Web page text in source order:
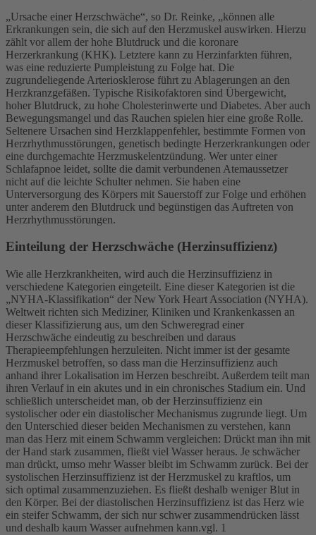
„Ursache einer Herzschwäche“, so Dr. Reinke, „können alle
Erkrankungen sein, die sich auf den Herzmuskel auswirken. Hierzu
zählt vor allem der hohe Blutdruck und die koronare
Herzerkrankung (KHK). Letztere kann zu Herzinfarkten führen,
was eine reduzierte Pumpleistung zu Folge hat. Die
zugrundeliegende Arteriosklerose führt zu Ablagerungen an den
Herzkranzgefäßen. Typische Risikofaktoren sind Übergewicht,
hoher Blutdruck, zu hohe Cholesterinwerte und Diabetes. Aber auch
Bewegungsmangel und das Rauchen spielen hier eine große Rolle.
Seltenere Ursachen sind Herzklappenfehler, bestimmte Formen von
Herzrhythmusstörungen, genetisch bedingte Herzerkrankungen oder
eine durchgemachte Herzmuskelentzündung. Wer unter einer
Schlafapnoe leidet, sollte die damit verbundenen Atemaussetzer
nicht auf die leichte Schulter nehmen. Sie haben eine
Unterversorgung des Körpers mit Sauerstoff zur Folge und erhöhen
unter anderem den Blutdruck und begünstigen das Auftreten von
Herzrhythmusstörungen.
Einteilung der Herzschwäche (Herzinsuffizienz)
Wie alle Herzkrankheiten, wird auch die Herzinsuffizienz in
verschiedene Kategorien eingeteilt. Eine dieser Kategorien ist die
„NYHA-Klassifikation“ der New York Heart Association (NYHA).
Weltweit richten sich Mediziner, Kliniken und Krankenkassen an
dieser Klassifizierung aus, um den Schweregrad einer
Herzschwäche eindeutig zu beschreiben und daraus
Therapieempfehlungen herzuleiten. Nicht immer ist der gesamte
Herzmuskel betroffen, so dass man die Herzinsuffizienz auch
anhand ihrer Lokalisation im Herzen beschreibt. Außerdem teilt man
ihren Verlauf in ein akutes und in ein chronisches Stadium ein. Und
schließlich unterscheidet man, ob der Herzinsuffizienz ein
systolischer oder ein diastolischer Mechanismus zugrunde liegt. Um
den Unterschied dieser beiden Mechanismen zu verstehen, kann
man das Herz mit einem Schwamm vergleichen: Drückt man ihn mit
der Hand stark zusammen, fließt viel Wasser heraus. Je schwächer
man drückt, umso mehr Wasser bleibt im Schwamm zurück. Bei der
systolischen Herzinsuffizienz ist der Herzmuskel zu kraftlos, um
sich optimal zusammenzuziehen. Es fließt deshalb weniger Blut in
den Körper. Bei der diastolischen Herzinsuffizienz ist das Herz wie
ein steifer Schwamm, der sich nur schwer zusammendrücken lässt
und deshalb kaum Wasser aufnehmen kann.vgl. 1